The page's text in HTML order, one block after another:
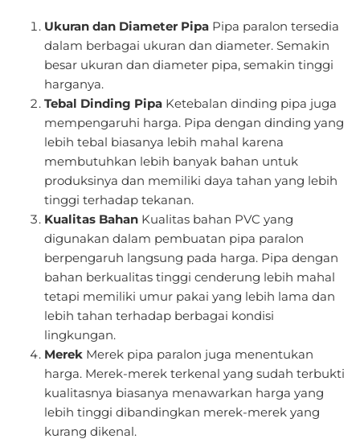
Ukuran dan Diameter Pipa Pipa paralon tersedia
dalam berbagai ukuran dan diameter. Semakin
besar ukuran dan diameter pipa, semakin tinggi
harganya.
Tebal Dinding Pipa Ketebalan dinding pipa juga
mempengaruhi harga. Pipa dengan dinding yang
lebih tebal biasanya lebih mahal karena
membutuhkan lebih banyak bahan untuk
produksinya dan memiliki daya tahan yang lebih
tinggi terhadap tekanan.
Kualitas Bahan Kualitas bahan PVC yang
digunakan dalam pembuatan pipa paralon
berpengaruh langsung pada harga. Pipa dengan
bahan berkualitas tinggi cenderung lebih mahal
tetapi memiliki umur pakai yang lebih lama dan
lebih tahan terhadap berbagai kondisi
lingkungan.
Merek Merek pipa paralon juga menentukan
harga. Merek-merek terkenal yang sudah terbukti
kualitasnya biasanya menawarkan harga yang
lebih tinggi dibandingkan merek-merek yang
kurang dikenal.